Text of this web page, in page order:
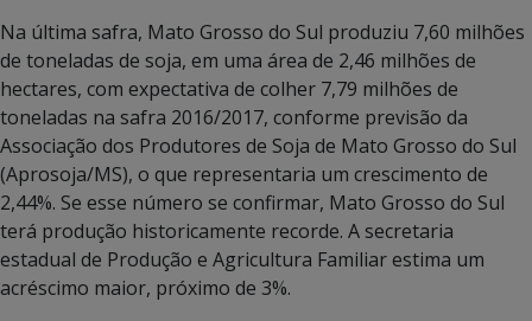
Na última safra, Mato Grosso do Sul produziu 7,60 milhões
de toneladas de soja, em uma área de 2,46 milhões de
hectares, com expectativa de colher 7,79 milhões de
toneladas na safra 2016/2017, conforme previsão da
Associação dos Produtores de Soja de Mato Grosso do Sul
(Aprosoja/MS), o que representaria um crescimento de
2,44%. Se esse número se confirmar, Mato Grosso do Sul
terá produção historicamente recorde. A secretaria
estadual de Produção e Agricultura Familiar estima um
acréscimo maior, próximo de 3%.